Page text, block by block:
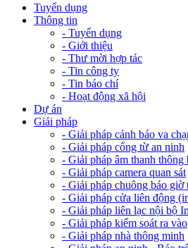
Tuyển dụng
Thông tin
- Tuyển dụng
- Giới thiệu
- Thư mời hợp tác
- Tin công ty
- Tin báo chí
- Hoạt động xã hội
Dự án
Giải pháp
- Giải pháp cảnh báo va
- Giải pháp cổng từ an ninh
- Giải pháp âm thanh thông
- Giải pháp camera quan sát
- Giải pháp chuông báo giờ
- Giải pháp cửa liên động
- Giải pháp liên lạc nội bộ
- Giải pháp kiểm soát ra vào
- Giải pháp nhà thông minh